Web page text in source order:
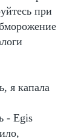
при
я капала
- Egis